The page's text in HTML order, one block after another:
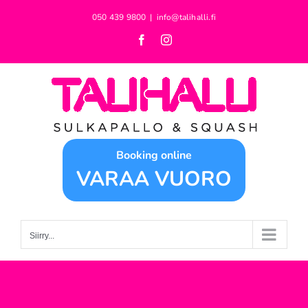
050 439 9800 | info@talihalli.fi
FacebookInstagram
Booking online
VARAA VUORO
Siirry...